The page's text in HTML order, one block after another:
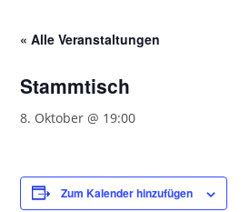
« Alle Veranstaltungen
Stammtisch
8. Oktober @ 19:00
Zum Kalender hinzufügen